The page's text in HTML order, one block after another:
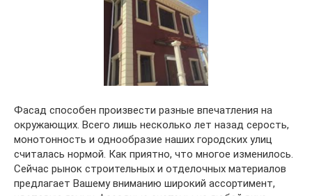
Фасад способен произвести разные впечатления на
окружающих. Всего лишь несколько лет назад серость,
монотонность и однообразие наших городских улиц
считалась нормой. Как приятно, что многое изменилось.
Сейчас рынок строительных и отделочных материалов
предлагает Вашему вниманию широкий ассортимент,